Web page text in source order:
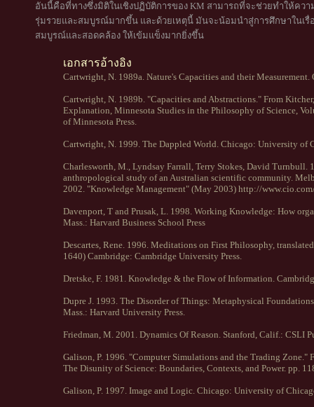
อันนี้คือที่ทางซึ่งมิติในเชิงปฏิบัติการของ KM สามารถที่จะช่วยทำให้คว
รุ่มรวยและสมบูรณ์มากขึ้น และด้วยเหตุนี้ มันจะน้อมนำสู่การศึกษาในเ
สมบูรณ์และสอดคล้อง ให้เข้มแข็งมากยิ่งขึ้น
เอกสารอ้างอิง
Cartwright, N. 1989a. Nature's Capacities and their Measurement.
Cartwright, N. 1989b. "Capacities and Abstractions." From
Explanation, Minnesota Studies in the Philosophy of Science,
of Minnesota Press.
Cartwright, N. 1999. The Dappled World. Chicago: University of
Charlesworth, M., Lyndsay Farrall, Terry Stokes, David Turnbull.
anthropological study of an Australian scientific community.
2002. "Knowledge Management" (May 2003) http://
Davenport, T and Prusak, L. 1998. Working Knowledge: How
Mass.: Harvard Business School Press
Descartes, Rene. 1996. Meditations on First Philosophy,
1640) Cambridge: Cambridge University Press.
Dretske, F. 1981. Knowledge & the Flow of Information.
Dupre J. 1993. The Disorder of Things: Metaphysical
Mass.: Harvard University Press.
Friedman, M. 2001. Dynamics Of Reason. Stanford, Calif.: CSLI
Galison, P. 1996. "Computer Simulations and the Trading Zone."
The Disunity of Science: Boundaries, Contexts, and Power. pp.
Galison, P. 1997. Image and Logic. Chicago: University of